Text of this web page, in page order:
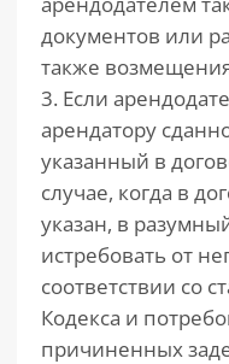
документов или
также
3. Если
арендатору
указанный в
случае, когда в
указан, в
истребовать от
соответствии со
Кодекса и
причиненных